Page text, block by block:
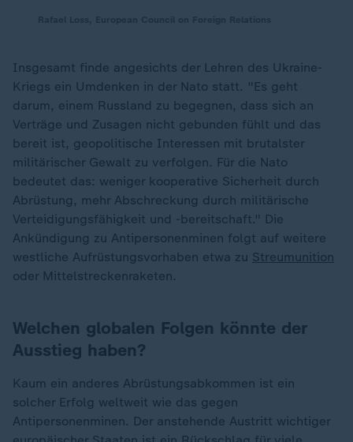
Insgesamt finde angesichts der Lehren des Ukraine-
Kriegs ein Umdenken in der Nato statt. "Es geht
darum, einem Russland zu begegnen, dass sich an
Verträge und Zusagen nicht gebunden fühlt und das
bereit ist, geopolitische Interessen mit brutalster
militärischer Gewalt zu verfolgen. Für die Nato
bedeutet das: weniger kooperative Sicherheit durch
Abrüstung, mehr Abschreckung durch militärische
Verteidigungsfähigkeit und -bereitschaft." Die
Ankündigung zu Antipersonenminen folgt auf weitere
westliche Aufrüstungsvorhaben etwa zu Streumunition
oder Mittelstreckenraketen.
Welchen globalen Folgen könnte der
Ausstieg haben?
Kaum ein anderes Abrüstungsabkommen ist ein
solcher Erfolg weltweit wie das gegen
Antipersonenminen. Der anstehende Austritt wichtiger